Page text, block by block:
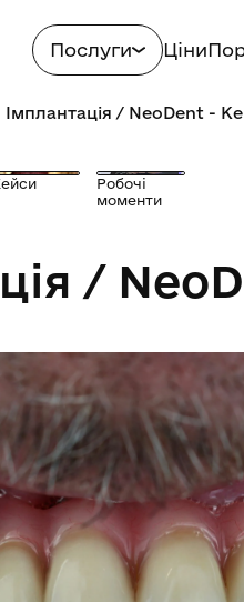
Послуги Ціни
Імплантація / NeoDent -
Робочі
моменти
/